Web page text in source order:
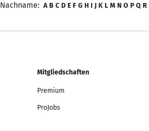
Nachname: A B C D E F G H I J K L M N O P Q R
Mitgliedschaften
Premium
ProJobs